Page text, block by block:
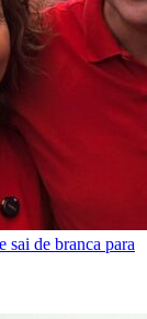
sai de branca para